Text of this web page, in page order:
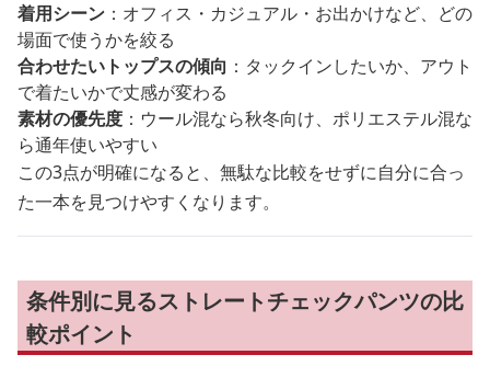
着用シーン ：オフィス・カジュアル・お出かけなど、どの
場面で使うかを絞る
合わせたいトップスの傾向 ：タックインしたいか、アウト
で着たいかで丈感が変わる
素材の優先度 ：ウール混なら秋冬向け、ポリエステル混な
ら通年使いやすい
この3点が明確になると、無駄な比較をせずに自分に合っ
た一本を見つけやすくなります。
条件別に見るストレートチェックパンツの比
較ポイント